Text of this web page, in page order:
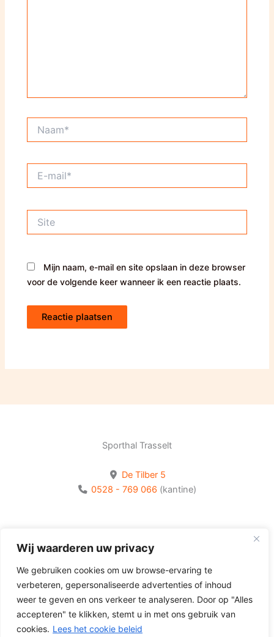
Wij waarderen uw privacy
We gebruiken cookies om uw browse-ervaring te
verbeteren, gepersonaliseerde advertenties of inhoud
weer te geven en ons verkeer te analyseren. Door op "Alles
accepteren" te klikken, stemt u in met ons gebruik van
cookies. Lees het cookie beleid
mail*
Mijn naam, e-mail en site opslaan in deze browser
voor de volgende keer wanneer ik een reactie plaats.
Sporthal Trasselt
De Tilber 5
0528 - 769 066 (kantine)
Volg Olhaco op Facebook
Volg Olhaco op Instagram
Volg Olhaco op Youtube